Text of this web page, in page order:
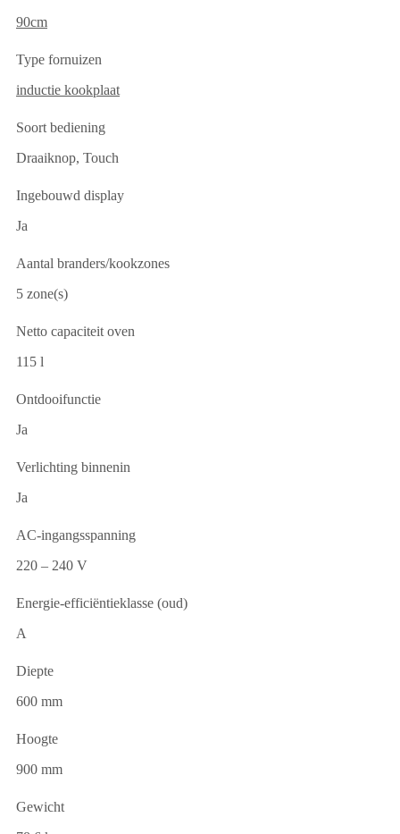
90cm
Type fornuizen
inductie kookplaat
Soort bediening
Draaiknop, Touch
Ingebouwd display
Ja
Aantal branders/kookzones
5 zone(s)
Netto capaciteit oven
115 l
Ontdooifunctie
Ja
Verlichting binnenin
Ja
AC-ingangsspanning
220 – 240 V
Energie-efficiëntieklasse (oud)
A
Diepte
600 mm
Hoogte
900 mm
Gewicht